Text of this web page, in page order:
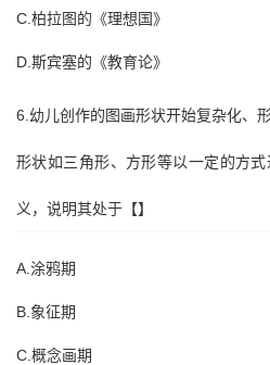
C.柏拉图的《理想国》
D.斯宾塞的《教育论》
6.幼儿创作的图画形状开始复杂化、
形状如三角形、方形等以一定的方
义，说明其处于【】
A.涂鸦期
B.象征期
C.概念画期